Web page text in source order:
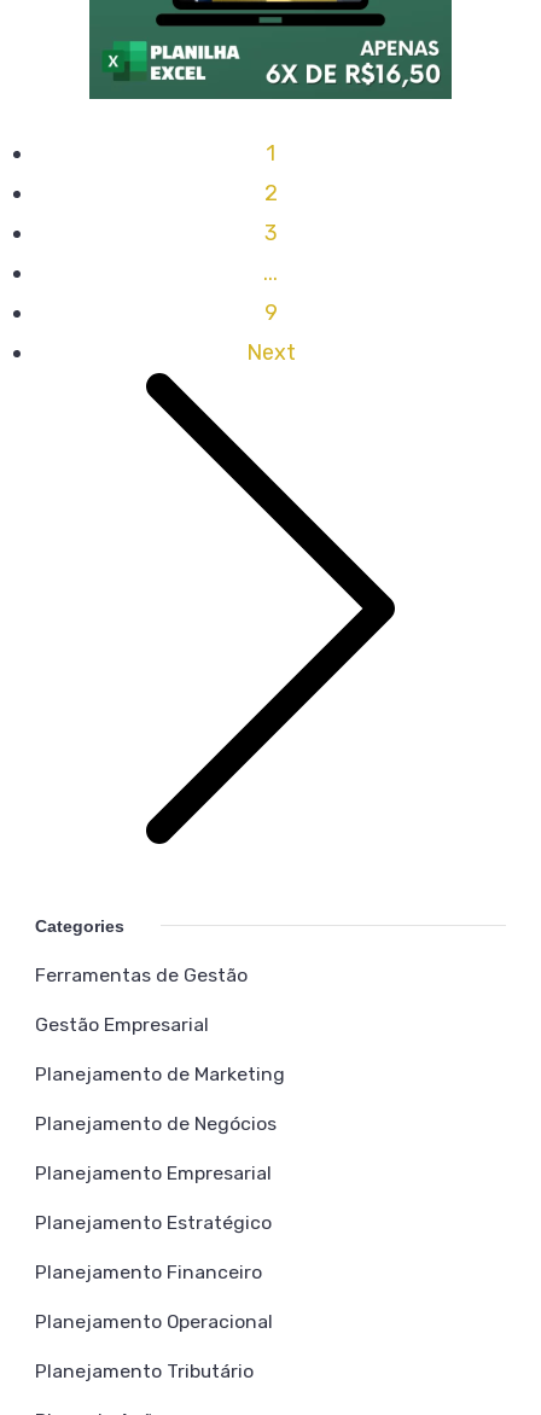
1
2
3
...
9
Next
Categories
Ferramentas de Gestão
Gestão Empresarial
Planejamento de Marketing
Planejamento de Negócios
Planejamento Empresarial
Planejamento Estratégico
Planejamento Financeiro
Planejamento Operacional
Planejamento Tributário